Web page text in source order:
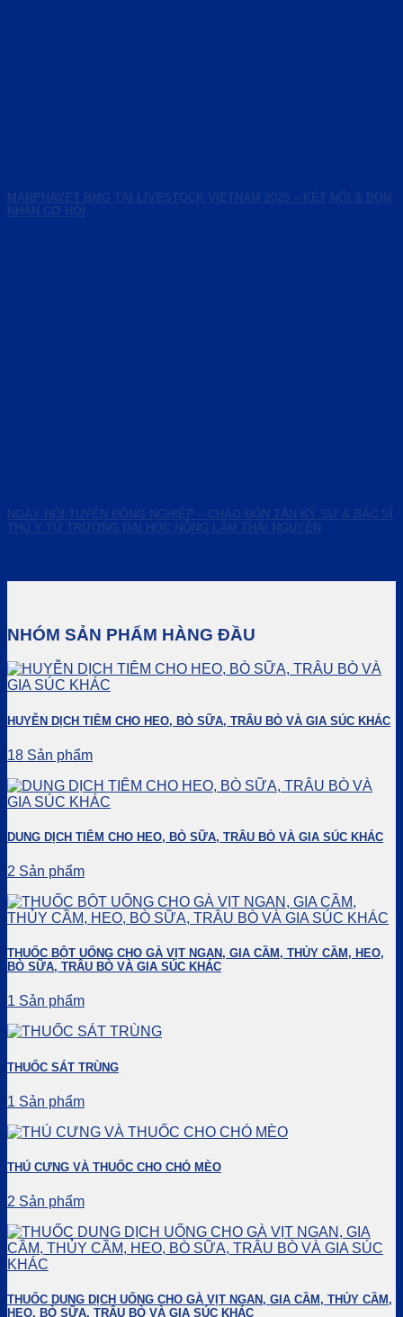
MARPHAVET BMG TẠI LIVESTOCK VIETNAM 2025 – KẾT NỐI & ĐÓN
NHẬN CƠ HỘI
NGÀY HỘI TUYỂN ĐỒNG NGHIỆP – CHÀO ĐÓN TÂN KỸ SƯ & BÁC SĨ
THÚ Y TỪ TRƯỜNG ĐẠI HỌC NÔNG LÂM THÁI NGUYÊN
NHÓM SẢN PHẨM HÀNG ĐẦU
HUYỄN DỊCH TIÊM CHO HEO, BÒ SỮA, TRÂU BÒ VÀ GIA SÚC KHÁC
18 Sản phẩm
DUNG DỊCH TIÊM CHO HEO, BÒ SỮA, TRÂU BÒ VÀ GIA SÚC KHÁC
2 Sản phẩm
THUỐC BỘT UỐNG CHO GÀ VỊT NGAN, GIA CẦM, THỦY CẦM, HEO,
BÒ SỮA, TRÂU BÒ VÀ GIA SÚC KHÁC
1 Sản phẩm
THUỐC SÁT TRÙNG
1 Sản phẩm
THÚ CƯNG VÀ THUỐC CHO CHÓ MÈO
2 Sản phẩm
THUỐC DUNG DỊCH UỐNG CHO GÀ VỊT NGAN, GIA CẦM, THỦY CẦM,
HEO, BÒ SỮA, TRÂU BÒ VÀ GIA SÚC KHÁC